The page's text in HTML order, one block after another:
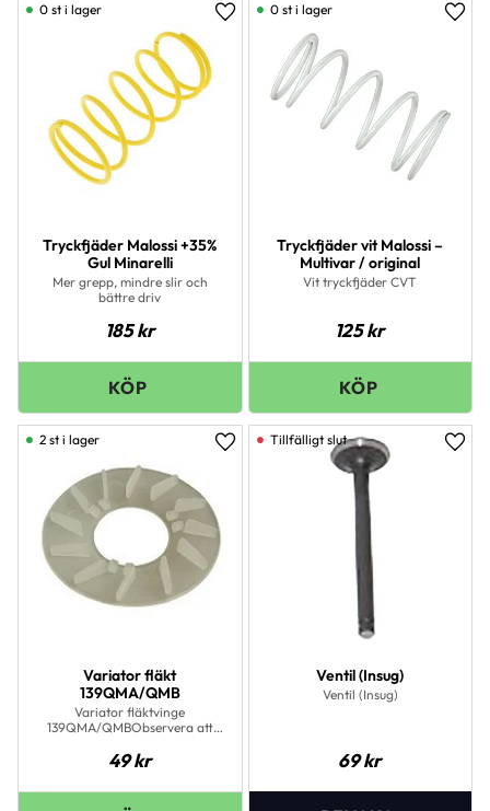
Tryckfjäder Malossi +35%
Gul Minarelli
Mer grepp, mindre slir och
bättre driv
185kr
Lägg till i favoriter
0 st i lager
Tryckfjäder vit Malossi –
Multivar / original
Vit tryckfjäder CVT
125kr
0 st i lager
Variator fläkt
139QMA/QMB
Variator fläktvinge
139QMA/QMBObservera att
inspirationsbilder och
avvikelser kan förekomma.
49kr
Lägg till i favoriter
2 st i lager
Ventil (Insug)
Ventil (Insug)
69kr